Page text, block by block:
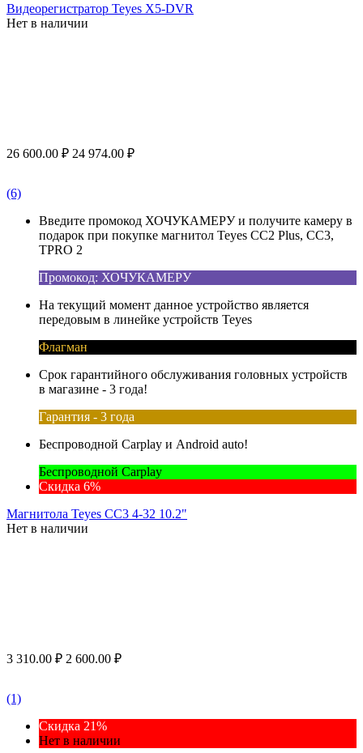
Видеорегистратор Teyes X5-DVR
Нет в наличии
26 600.00 ₽ 24 974.00 ₽
(6)
Введите промокод ХОЧУКАМЕРУ и получите камеру в
подарок при покупке магнитол Teyes CC2 Plus, CC3,
TPRO 2
Промокод: ХОЧУКАМЕРУ
На текущий момент данное устройство является
передовым в линейке устройств Teyes
Флагман
Срок гарантийного обслуживания головных устройств
в магазине - 3 года!
Гарантия - 3 года
Беспроводной Carplay и Android auto!
Беспроводной Carplay
Скидка 6%
Магнитола Teyes CC3 4-32 10.2"
Нет в наличии
3 310.00 ₽ 2 600.00 ₽
(1)
Скидка 21%
Нет в наличии